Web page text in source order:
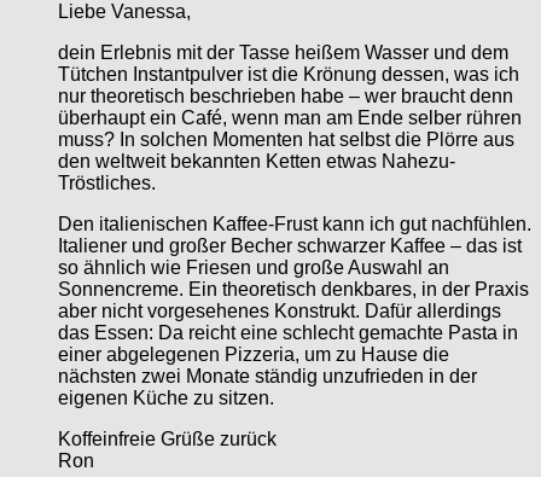
Liebe Vanessa,
dein Erlebnis mit der Tasse heißem Wasser und dem
Tütchen Instantpulver ist die Krönung dessen, was ich
nur theoretisch beschrieben habe – wer braucht denn
überhaupt ein Café, wenn man am Ende selber rühren
muss? In solchen Momenten hat selbst die Plörre aus
den weltweit bekannten Ketten etwas Nahezu-
Tröstliches.
Den italienischen Kaffee-Frust kann ich gut nachfühlen.
Italiener und großer Becher schwarzer Kaffee – das ist
so ähnlich wie Friesen und große Auswahl an
Sonnencreme. Ein theoretisch denkbares, in der Praxis
aber nicht vorgesehenes Konstrukt. Dafür allerdings
das Essen: Da reicht eine schlecht gemachte Pasta in
einer abgelegenen Pizzeria, um zu Hause die
nächsten zwei Monate ständig unzufrieden in der
eigenen Küche zu sitzen.
Koffeinfreie Grüße zurück
Ron